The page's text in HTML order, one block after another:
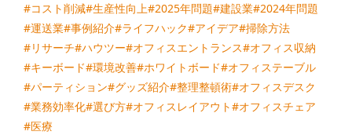
#コスト削減#生産性向上#2025年問題#建設業#2024年問題
#運送業#事例紹介#ライフハック#アイデア#掃除方法
#リサーチ#ハウツー#オフィスエントランス#オフィス収納
#キーボード#環境改善#ホワイトボード#オフィステーブル
#パーティション#グッズ紹介#整理整頓術#オフィスデスク
#業務効率化#選び方#オフィスレイアウト#オフィスチェア
#医療